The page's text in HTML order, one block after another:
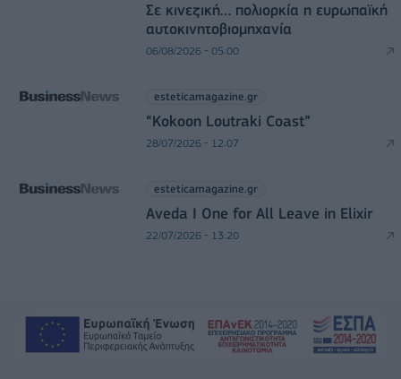
Σε κινεζική… πολιορκία η ευρωπαϊκή
αυτοκινητοβιομηχανία
06/08/2026 - 05:00
esteticamagazine.gr
“Kokoon Loutraki Coast”
28/07/2026 - 12:07
esteticamagazine.gr
Aveda I One for All Leave in Elixir
22/07/2026 - 13:20